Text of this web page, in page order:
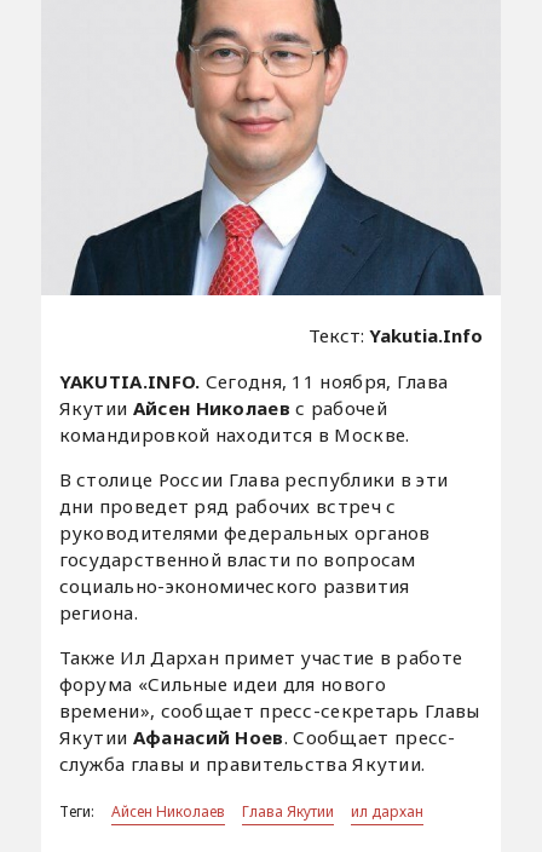
Текст:Yakutia.Info
YAKUTIA.INFO. Сегодня, 11 ноября, Глава
Якутии Айсен Николаев с рабочей
командировкой находится в Москве.
В столице России Глава республики в эти
дни проведет ряд рабочих встреч с
руководителями федеральных органов
государственной власти по вопросам
социально-экономического развития
региона.
Также Ил Дархан примет участие в работе
форума «Сильные идеи для нового
времени», сообщает пресс-секретарь Главы
Якутии Афанасий Ноев. Сообщает пресс-
служба главы и правительства Якутии.
Теги: Айсен Николаев Глава Якутии ил дархан